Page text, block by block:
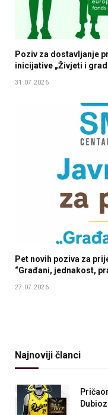
Poziv za dostavljanje
inicijative „Živjeti i
31.07.2026
Pet novih poziva za
“Građani, jednakost,
27.07.2026
Najnoviji članci